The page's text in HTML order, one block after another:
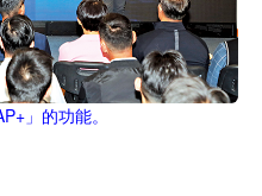
」的功能。